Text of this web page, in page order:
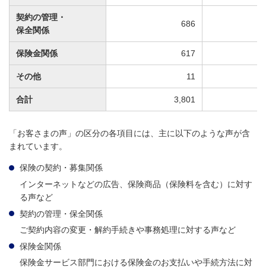
契約の管理・
保全関係
686
保険金関係 617
その他 11
合計 3,801
「お客さまの声」の区分の各項目には、主に以下のような声が含
まれています。
保険の契約・募集関係
インターネットなどの広告、保険商品（保険料を含む）に対す
る声など
契約の管理・保全関係
ご契約内容の変更・解約手続きや事務処理に対する声など
保険金関係
保険金サービス部門における保険金のお支払いや手続方法に対